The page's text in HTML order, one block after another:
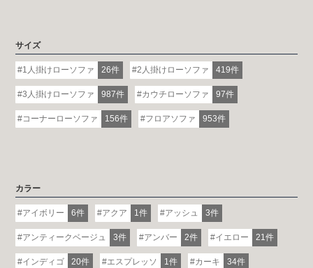
サイズ
1人掛けローソファ 26件 2人掛けローソファ 419件
3人掛けローソファ 987件 カウチローソファ 97件
コーナーローソファ 156件 フロアソファ 953件
カラー
アイボリー 6件 アクア 1件 アッシュ 3件
アンティークベージュ 3件 アンバー 2件 イエロー 21件
インディゴ 20件 エスプレッソ 1件 カーキ 34件